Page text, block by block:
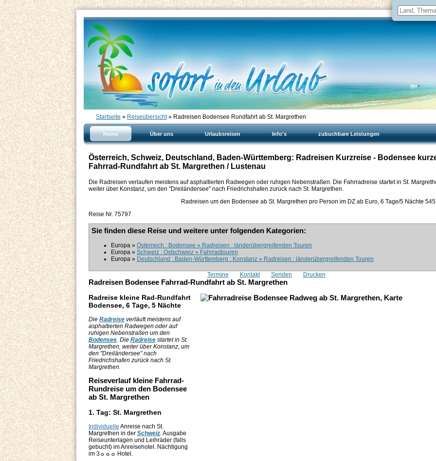
Startseite » Reiseübersicht» Radreisen Bodensee Rundfahrt ab St. Margrethen
Home Über uns Urlaubsreisen Info's zubuchbare Leistungen
Österreich, Schweiz, Deutschland, Baden-Württemberg: Radreisen Kurzreise - Bodensee
Fahrrad-Rundfahrt ab St. Margrethen / Lustenau
Die Radreisen verlaufen meistens auf asphaltierten Radwegen oder ruhigen Nebenstraßen. Die Fahrradreise startet in St.
weiter über Konstanz, um den "Dreiländersee" nach Friedrichshafen zurück nach St. Margrethen.
Radreisen um den Bodensee ab St. Margrethen pro Person im DZ ab Euro, 6 Tage/5 Nächte
Reise Nr. 75797
Sie finden diese Reise und weitere unter folgenden Kategorien:
Europa » Österreich : Bodensee » Radreisen : länderübergreifenden Touren
Europa » Schweiz : Ostschweiz » Fahrradtouren
Europa » Deutschland : Baden-Württemberg : Konstanz » Radreisen : länderübergreifenden Touren
Termine Kontakt Senden Drucken
Radreisen Bodensee Fahrrad-Rundfahrt ab St. Margrethen
Radreise kleine Rad-Rundfahrt
Bodensee, 6 Tage, 5 Nächte
Die Radreise verläuft meistens auf
asphaltierten Radwegen oder auf
ruhigen Nebenstraßen um den
Bodensee. Die Radreise startet in St.
Margrethen, weiter über Konstanz, um
den "Dreiländersee" nach
Friedrichshafen zurück nach St.
Margrethen.
Reiseverlauf kleine Fahrrad-
Rundreise um den Bodensee
ab St. Margrethen
1. Tag: St. Margrethen
Individuelle Anreise nach St.
Margrethen in der Schweiz. Ausgabe
Reiseunterlagen und Leihräder (falls
gebucht) im Anreisehotel. Nächtigung
im 3☼☼☼ Hotel.